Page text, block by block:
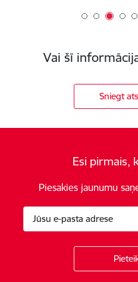
Vai šī
Sniegt
Esi pirmais,
Piesakies jaunumu